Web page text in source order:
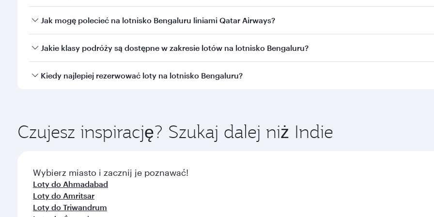
Tak, Qatar Airways realizuje bezpośrednie loty na lotnisko Bengaluru. Poszukaj lotów na naszej stronie
Jak mogę polecieć na lotnisko Bengaluru liniami Qatar Airways?
Na lotnisko możesz dolecieć liniamiBengaluruQatar Airways bezpośrednio. Siatka połączeń obejmuje ponad
Jakie klasy podróży są dostępne w zakresie lotów na lotnisko Bengaluru?
Dostępność klas podróży zależy od trasy i danej linii lotniczej. W przypadku lotów obsługiwanych przez Qatar
Kiedy najlepiej rezerwować loty na lotnisko Bengaluru?
Czujesz inspirację? Szukaj dalej niż Indie
Wybierz miasto i zacznij je poznawać!
Loty do Ahmadabad
Loty do Amritsar
Loty do Triwandrum